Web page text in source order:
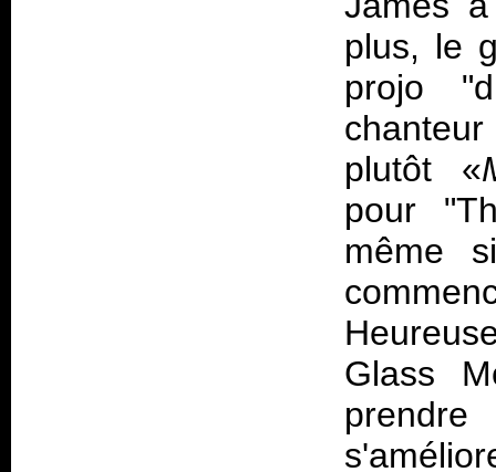
plus, le
projo
plutôt «
pour
même
Glass